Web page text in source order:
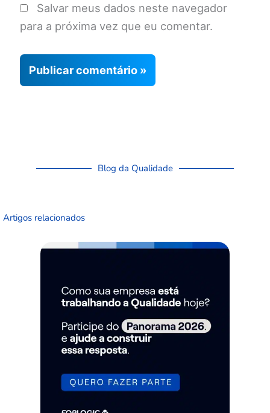
Salvar meus dados neste navegador
para a próxima vez que eu comentar.
Blog da Qualidade
Artigos relacionados